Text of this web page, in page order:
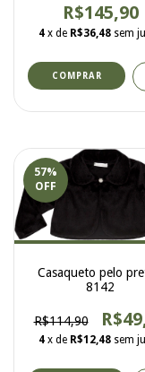
R$145,90
4 x de R$36,48 sem
COMPRAR
57%
OFF
Casaqueto pelo
8142
R$114,90
4 x de R$12,48 sem